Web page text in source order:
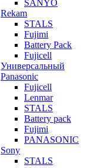
SANYO
Rekam
STALS
Fujimi
Battery Pack
Fujicell
Универсальный
Panasonic
Fujicell
Lenmar
STALS
Battery pack
Fujimi
PANASONIC
Sony
STALS